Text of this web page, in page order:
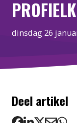
dinsdag 26
Deel artikel